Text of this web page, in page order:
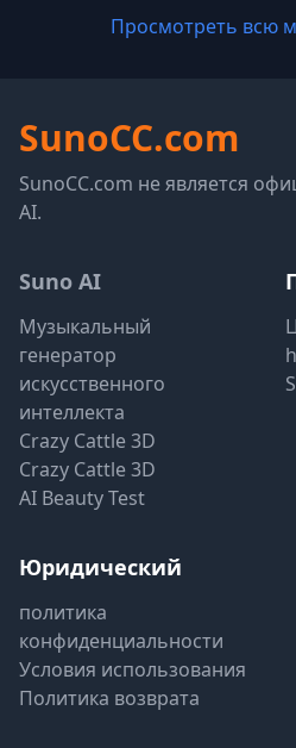
Просмотреть всю
SunoCC.com
SunoCC.com не является
AI.
Suno AI
Музыкальный
генератор
искусственного
интеллекта
Crazy Cattle 3D
Crazy Cattle 3D
AI Beauty Test
Юридический
политика
конфиденциальности
Условия использования
Политика возврата